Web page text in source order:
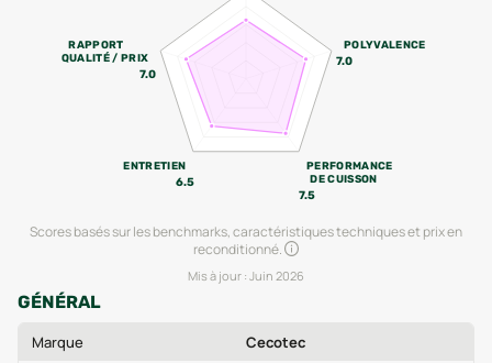
POLYVALENCE
7.0
PERFORMANCE
DE CUISSON
7.5
ENTRETIEN
6.5
RAPPORT
QUALITÉ / PRIX
7.0
Scores basés sur les benchmarks, caractéristiques techniques et prix en
reconditionné.
Mis à jour : Juin 2026
GÉNÉRAL
Marque
Cecotec